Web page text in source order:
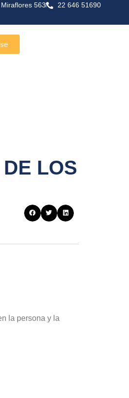
Miraflores 563 22 646 51690
LOS
la persona y la